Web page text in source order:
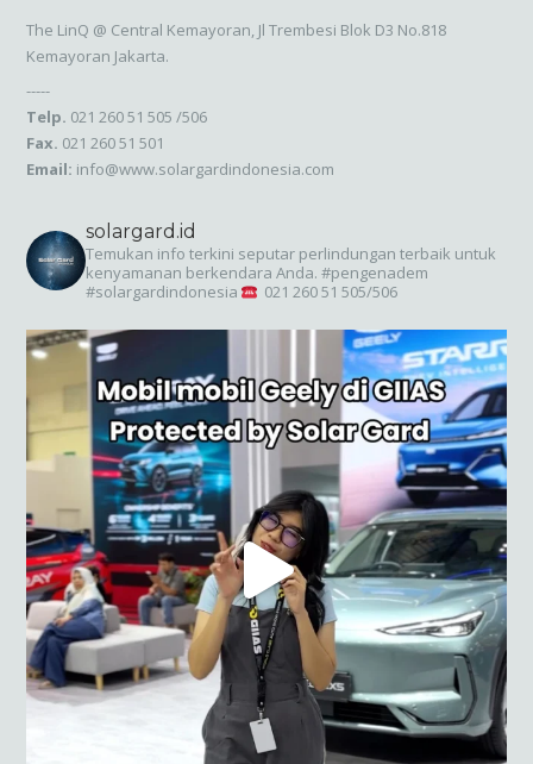
The LinQ @ Central Kemayoran, Jl Trembesi Blok D3 No.818
Kemayoran Jakarta.
-----
Telp. 021 260 51 505 /506
Fax. 021 260 51 501
Email: info@www.solargardindonesia.com
solargard.id
Temukan info terkini seputar perlindungan terbaik untuk
kenyamanan berkendara Anda. #pengenadem
#solargardindonesia
021 260 51 505/506